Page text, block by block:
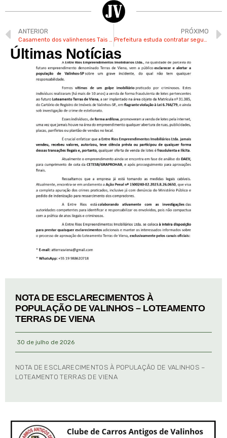
ANTERIOR
Casamento dos valinhenses Tais e Pedro teve filha Nathalia como dama de honra
PRÓXIMO
Prefeitura estuda contratar seguranças para escolas e creches de Valinhos
Últimas Notícias
NOTA DE ESCLARECIMENTOS À
POPULAÇÃO DE VALINHOS – LOTEAMENTO
TERRAS DE VIENA
30 de julho de 2026
NOTA DE ESCLARECIMENTOS À POPULAÇÃO DE VALINHOS –
LOTEAMENTO TERRAS DE VIENA